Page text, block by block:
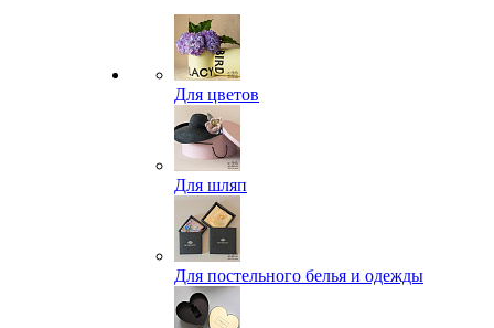
Для цветов
Для шляп
Для постельного белья и одежды